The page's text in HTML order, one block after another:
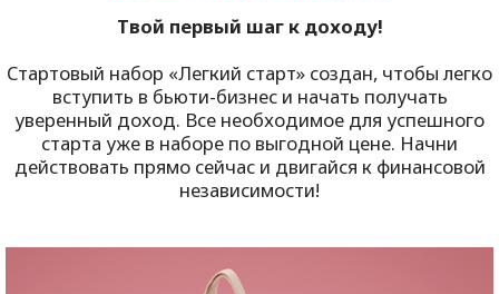
Твой первый шаг к доходу!
Стартовый набор «Легкий старт» создан, чтобы легко
вступить в бьюти-бизнес и начать получать
уверенный доход. Все необходимое для успешного
старта уже в наборе по выгодной цене. Начни
действовать прямо сейчас и двигайся к финансовой
независимости!